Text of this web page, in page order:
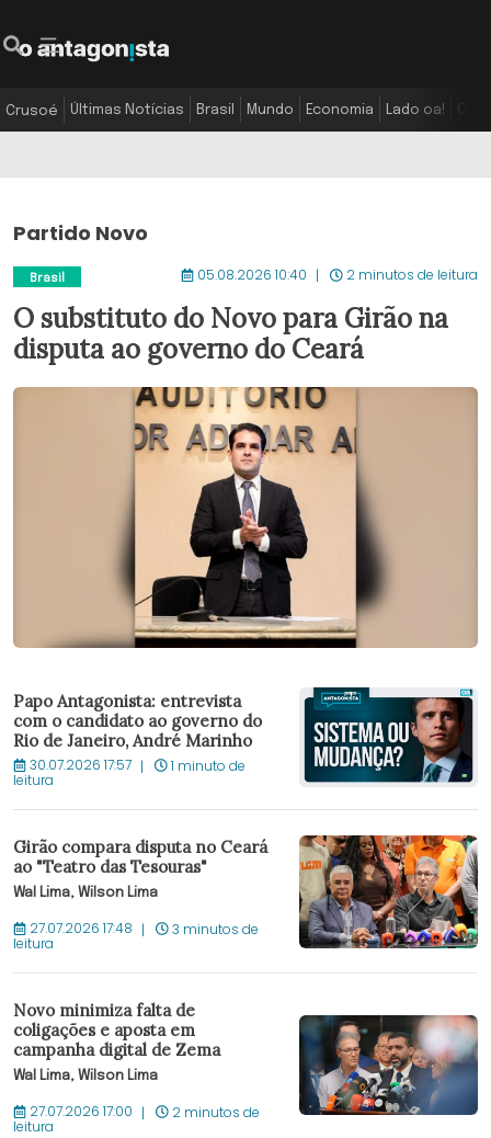
Crusoé Últimas Notícias Brasil Mundo Economia Lado oa!
Partido Novo
Brasil 05.08.2026 10:40 2 minutos de leitura
O substituto do Novo para Girão na
disputa ao governo do Ceará
Papo Antagonista: entrevista
com o candidato ao governo do
Rio de Janeiro, André Marinho
30.07.2026 17:57 1 minuto de
leitura
Girão compara disputa no Ceará
ao "Teatro das Tesouras"
Wal Lima, Wilson Lima
27.07.2026 17:48 3 minutos de
leitura
Novo minimiza falta de
coligações e aposta em
campanha digital de Zema
Wal Lima, Wilson Lima
27.07.2026 17:00 2 minutos de
leitura